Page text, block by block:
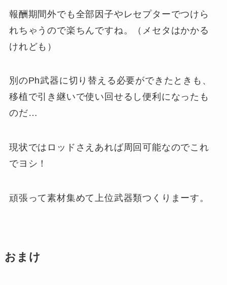
報酬期間外でも全部因子やレセプターでつけら
れちゃうので楽ちんですね。（メセタはかかる
けれども）
別のPh武器に切り替える必要ができたときも、
移植で引き継いで使い回せるし便利になったも
のだ…
現状ではロッドさえあれば周回可能なのでこれ
でヨシ！
頑張って素材集めて上位武器類つくりまーす。
おまけ